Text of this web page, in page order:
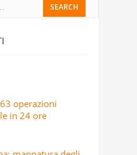
operazioni
in 24 ore